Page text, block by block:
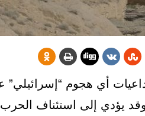
أي هجوم “إسرائيلي”
يؤدي إلى استئناف